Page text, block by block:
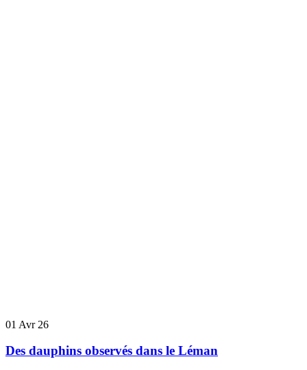
01 Avr 26
Des dauphins observés dans le Léman